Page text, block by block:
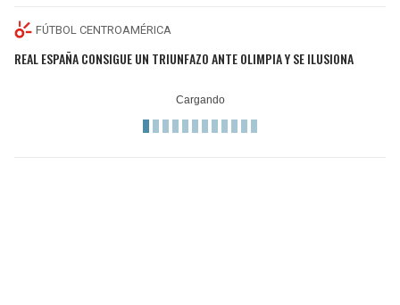
FÚTBOL CENTROAMÉRICA
REAL ESPAÑA CONSIGUE UN TRIUNFAZO ANTE OLIMPIA Y SE ILUSIONA